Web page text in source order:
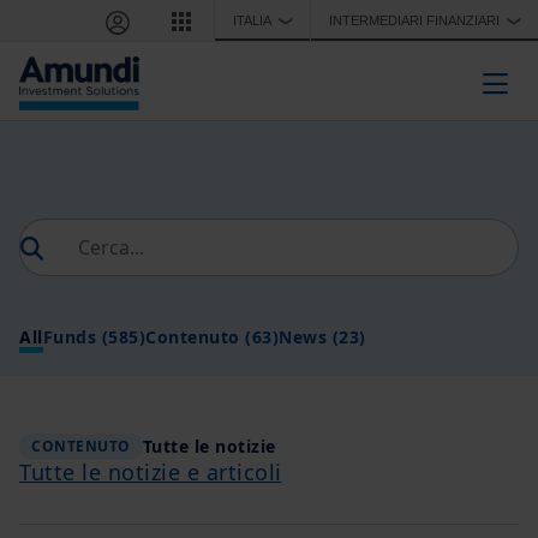
Salta al contenuto principale
ITALIA ❯ INTERMEDIARI FINANZIARI ❯
AllFunds (585)Contenuto (63)News (23)
CONTENUTO Tutte le notizie
Tutte le notizie e articoli